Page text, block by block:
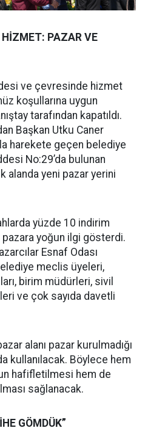
HİZMET: PAZAR VE
ve çevresinde hizmet
koşullarına uygun
tarafından kapatıldı.
Başkan Utku Caner
harekete geçen belediye
No:29’da bulunan
alanda yeni pazar yerini
yüzde 10 indirim
pazara yoğun ilgi gösterdi.
Esnaf Odası
meclis üyeleri,
birim müdürleri, sivil
ve çok sayıda davetli
alanı pazar kurulmadığı
kullanılacak. Böylece hem
hafifletilmesi hem de
sağlanacak.
GÖMDÜK”